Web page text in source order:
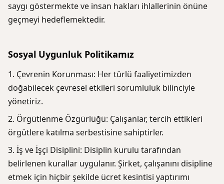
saygı göstermekte ve insan hakları ihlallerinin önüne
geçmeyi hedeflemektedir.
Sosyal Uygunluk Politikamız
Çevrenin Korunması: Her türlü faaliyetimizden
doğabilecek çevresel etkileri sorumluluk bilinciyle
yönetiriz.
Örgütlenme Özgürlüğü: Çalışanlar, tercih ettikleri
örgütlere katılma serbestisine sahiptirler.
İş ve İşçi Disiplini: Disiplin kurulu tarafından
belirlenen kurallar uygulanır. Şirket, çalışanını disipline
etmek için hiçbir şekilde ücret kesintisi yaptırımı